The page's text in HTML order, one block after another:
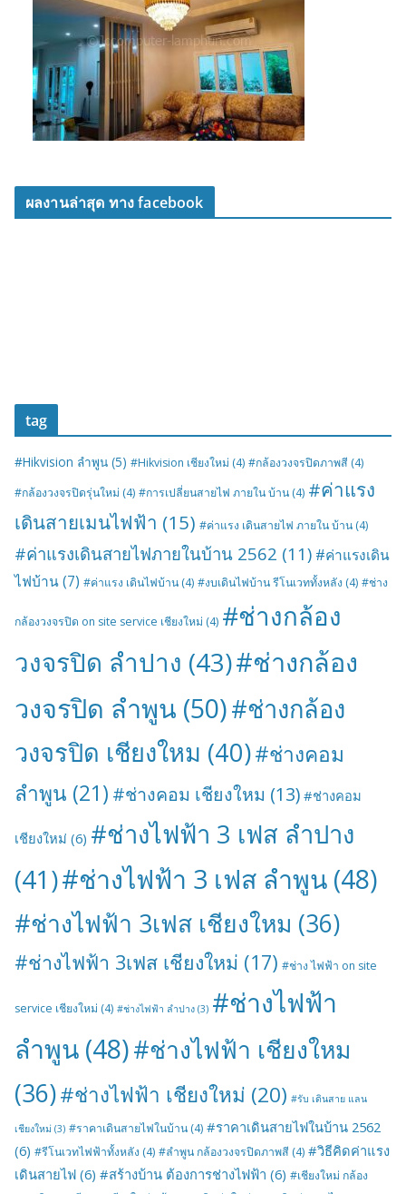
ผลงานล่าสุด ทาง facebook
tag
#Hikvision ลำพูน (5) #Hikvision เชียงใหม่ (4) #กล้องวงจรปิดภาพสี (4)
#กล้องวงจรปิดรุ่นใหม่ (4) #การเปลี่ยนสายไฟ ภายใน บ้าน (4) #ค่าแรง
เดินสายเมนไฟฟ้า (15) #ค่าแรง เดินสายไฟ ภายใน บ้าน (4)
#ค่าแรงเดินสายไฟภายในบ้าน 2562 (11) #ค่าแรงเดิน
ไฟบ้าน(7) #ค่าแรง เดินไฟบ้าน (4) #งบเดินไฟบ้าน รีโนเวททั้งหลัง (4) #ช่าง
กล้องวงจรปิด on site service เชียงใหม่ (4) #ช่างกล้อง
วงจรปิด ลำปาง (43)#ช่างกล้อง
วงจรปิด ลำพูน (50)#ช่างกล้อง
วงจรปิด เชียงใหม (40)#ช่างคอม
ลำพูน (21) #ช่างคอม เชียงใหม (13) #ช่างคอม
เชียงใหม่ (6) #ช่างไฟฟ้า 3 เฟส ลำปาง
(41)#ช่างไฟฟ้า 3 เฟส ลำพูน (48)
#ช่างไฟฟ้า 3เฟส เชียงใหม (36)
#ช่างไฟฟ้า 3เฟส เชียงใหม่ (17) #ช่าง ไฟฟ้า on site
service เชียงใหม่ (4) #ช่างไฟฟ้า ลำปาง (3) #ช่างไฟฟ้า
ลำพูน (48)#ช่างไฟฟ้า เชียงใหม
(36)#ช่างไฟฟ้า เชียงใหม่ (20) #รับ เดินสาย แลน
เชียงใหม่ (3) #ราคาเดินสายไฟในบ้าน (4) #ราคาเดินสายไฟในบ้าน 2562
(6) #รีโนเวทไฟฟ้าทั้งหลัง (4) #ลำพูน กล้องวงจรปิดภาพสี (4) #วิธีคิดค่าแรง
เดินสายไฟ (6) #สร้างบ้าน ต้องการช่างไฟฟ้า (6) #เชียงใหม่ กล้อง